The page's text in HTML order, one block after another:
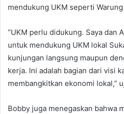
mendukung UKM seperti
“UKM perlu didukung. Saya dan
untuk mendukung UKM lokal
kunjungan langsung maupun
kerja. Ini adalah bagian dari visi
membangkitkan ekonomi lokal,”
Bobby juga menegaskan bahwa